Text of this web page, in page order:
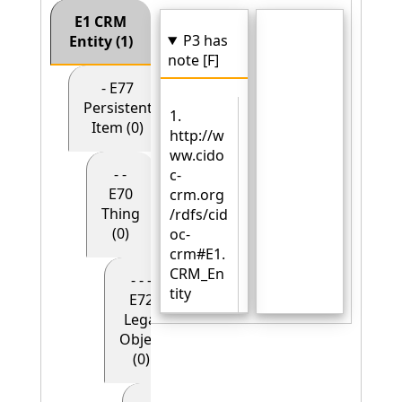
E1 CRM
Entity (1)
- E77
Persistent
Item (0)
- -
E70
Thing
(0)
- - -
E72
Legal
Object
(0)
P3 has
note [F]
1.
http://w
ww.cido
c-
crm.org
/rdfs/cid
oc-
crm#E1.
CRM_En
tity